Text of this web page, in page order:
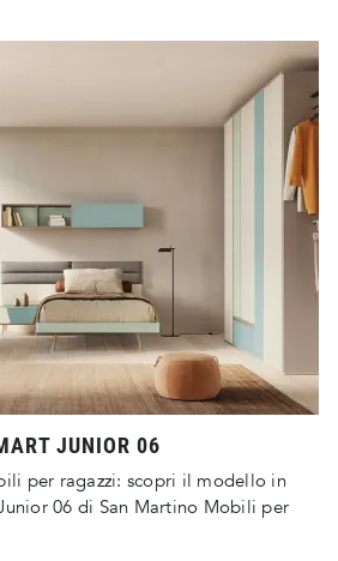
JUNIOR 06
per ragazzi: scopri il modello in
06 di San Martino Mobili per